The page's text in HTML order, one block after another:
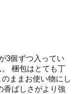
3個ずつ入ってい
梱包はとても丁
ままお使い物にし
香ばしさがより強